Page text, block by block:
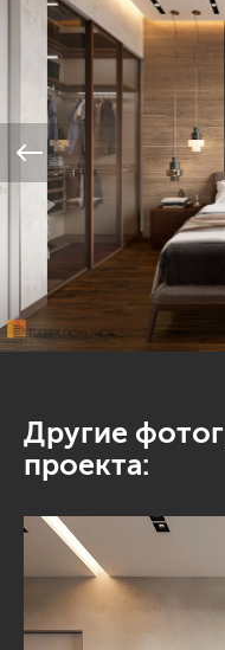
Другие
проекта: